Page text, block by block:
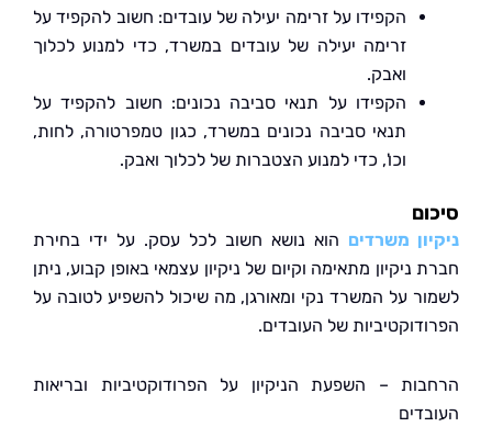
הקפידו על זרימה יעילה של עובדים: חשוב להקפיד על
זרימה יעילה של עובדים במשרד, כדי למנוע לכלוך
הקפידו על תנאי סביבה נכונים: חשוב להקפיד על
תנאי סביבה נכונים במשרד, כגון טמפרטורה, לחות,
וכו', כדי למנוע הצטברות של לכלוך ואבק.
משרדים הוא נושא חשוב לכל עסק. על ידי בחירת
ניקיון מתאימה וקיום של ניקיון עצמאי באופן קבוע, ניתן
על המשרד נקי ומאורגן, מה שיכול להשפיע לטובה על
של העובדים.
– השפעת הניקיון על הפרודוקטיביות ובריאות